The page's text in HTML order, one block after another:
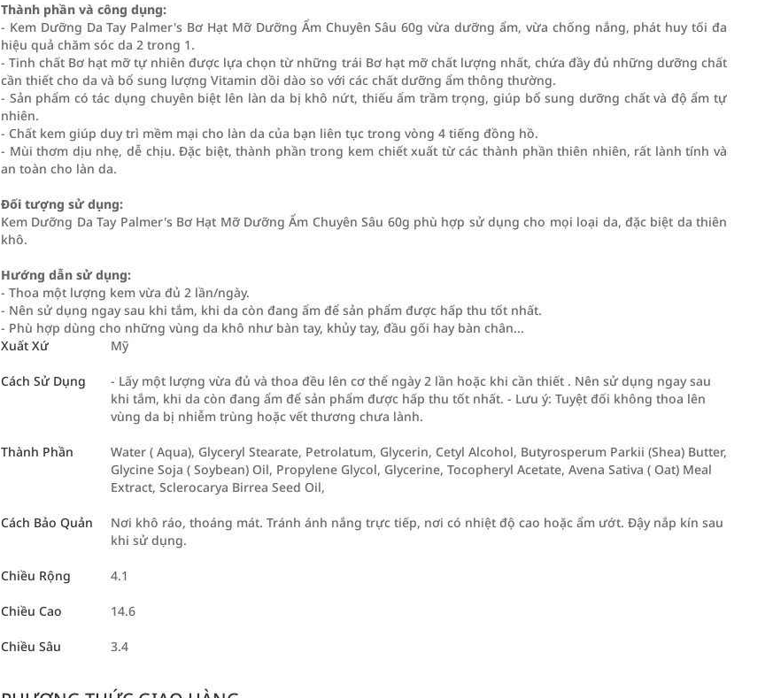
Thành phần và công dụng:
- Kem Dưỡng Da Tay Palmer's Bơ Hạt Mỡ Dưỡng Ẩm Chuyên Sâu 60g vừa dưỡng ẩm, vừa chống nắng, phát huy tối đa
hiệu quả chăm sóc da 2 trong 1.
- Tinh chất Bơ hạt mỡ tự nhiên được lựa chọn từ những trái Bơ hạt mỡ chất lượng nhất, chứa đầy đủ những dưỡng chất
cần thiết cho da và bổ sung lượng Vitamin dồi dào so với các chất dưỡng ẩm thông thường.
- Sản phẩm có tác dụng chuyên biệt lên làn da bị khô nứt, thiếu ẩm trầm trọng, giúp bổ sung dưỡng chất và độ ẩm tự
nhiên.
- Chất kem giúp duy trì mềm mại cho làn da của bạn liên tục trong vòng 4 tiếng đồng hồ.
- Mùi thơm dịu nhẹ, dễ chịu. Đặc biệt, thành phần trong kem chiết xuất từ các thành phần thiên nhiên, rất lành tính và
an toàn cho làn da.
Đối tượng sử dụng:
Kem Dưỡng Da Tay Palmer's Bơ Hạt Mỡ Dưỡng Ẩm Chuyên Sâu 60g phù hợp sử dụng cho mọi loại da, đặc biệt da thiên
khô.
Hướng dẫn sử dụng:
- Thoa một lượng kem vừa đủ 2 lần/ngày.
- Nên sử dụng ngay sau khi tắm, khi da còn đang ẩm để sản phẩm được hấp thu tốt nhất.
- Phù hợp dùng cho những vùng da khô như bàn tay, khủy tay, đầu gối hay bàn chân...
Xuất Xứ
Mỹ
Cách Sử Dụng
- Lấy một lượng vừa đủ và thoa đều lên cơ thể ngày 2 lần hoặc khi cần thiết . Nên sử dụng ngay sau
khi tắm, khi da còn đang ẩm để sản phẩm được hấp thu tốt nhất. - Lưu ý: Tuyệt đối không thoa lên
vùng da bị nhiễm trùng hoặc vết thương chưa lành.
Thành Phần
Water ( Aqua), Glyceryl Stearate, Petrolatum, Glycerin, Cetyl Alcohol, Butyrosperum Parkii (Shea) Butter,
Glycine Soja ( Soybean) Oil, Propylene Glycol, Glycerine, Tocopheryl Acetate, Avena Sativa ( Oat) Meal
Extract, Sclerocarya Birrea Seed Oil,
Cách Bảo Quản
Nơi khô ráo, thoáng mát. Tránh ánh nắng trực tiếp, nơi có nhiệt độ cao hoặc ẩm ướt. Đậy nắp kín sau
khi sử dụng.
Chiều Rộng 4.1
Chiều Cao 14.6
Chiều Sâu 3.4